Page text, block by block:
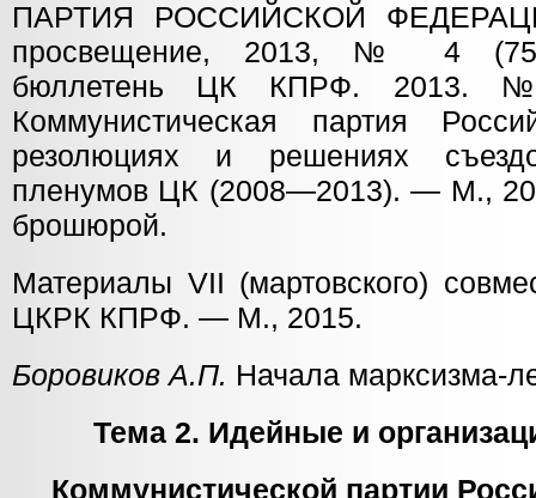
ПАРТИЯ РОССИЙСКОЙ
просвещение, 2013, № 4
бюллетень ЦК КПРФ.
Коммунистическая партия
резолюциях и решениях
пленумов ЦК (2008—2013). — М.,
брошюрой.
Материалы VII (мартовского)
ЦКРК КПРФ. — М., 2015.
Боровиков А.П. Начала марксизма-
Тема 2. Идейные и
Коммунистической партии